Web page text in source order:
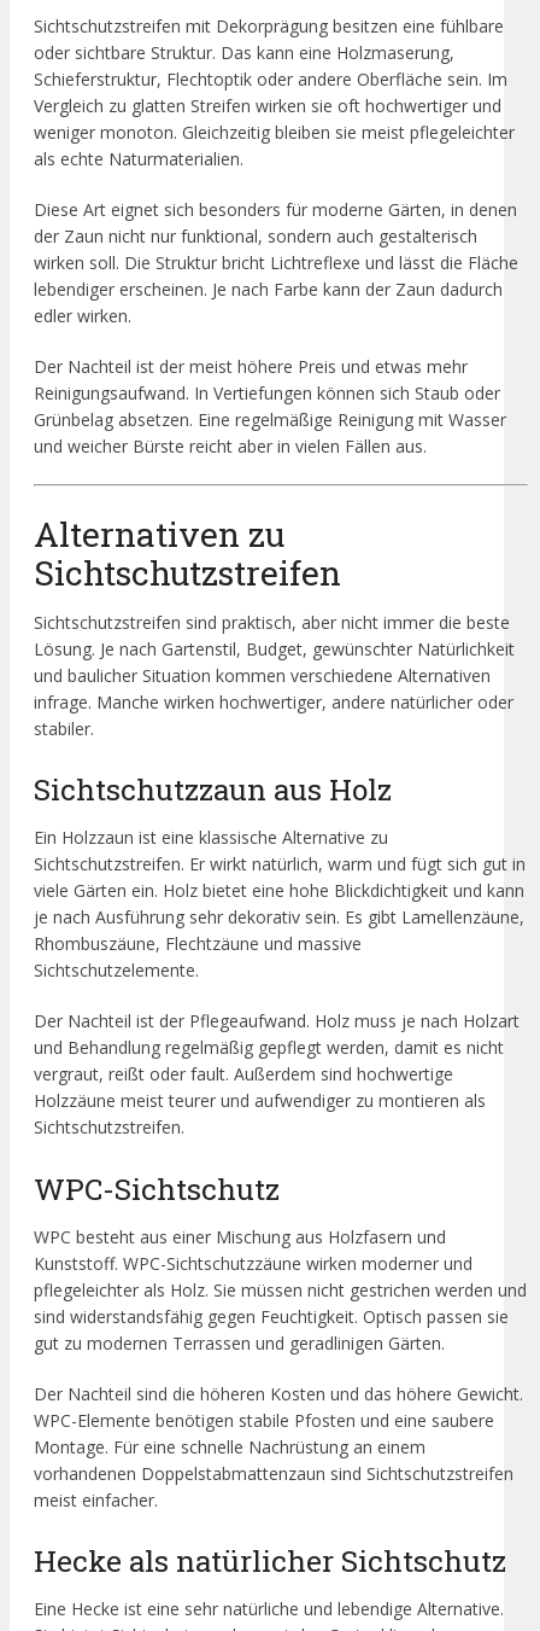
Sichtschutzstreifen mit Dekorprägung besitzen eine fühlbare
oder sichtbare Struktur. Das kann eine Holzmaserung,
Schieferstruktur, Flechtoptik oder andere Oberfläche sein. Im
Vergleich zu glatten Streifen wirken sie oft hochwertiger und
weniger monoton. Gleichzeitig bleiben sie meist pflegeleichter
als echte Naturmaterialien.
Diese Art eignet sich besonders für moderne Gärten, in denen
der Zaun nicht nur funktional, sondern auch gestalterisch
wirken soll. Die Struktur bricht Lichtreflexe und lässt die Fläche
lebendiger erscheinen. Je nach Farbe kann der Zaun dadurch
edler wirken.
Der Nachteil ist der meist höhere Preis und etwas mehr
Reinigungsaufwand. In Vertiefungen können sich Staub oder
Grünbelag absetzen. Eine regelmäßige Reinigung mit Wasser
und weicher Bürste reicht aber in vielen Fällen aus.
Alternativen zu
Sichtschutzstreifen
Sichtschutzstreifen sind praktisch, aber nicht immer die beste
Lösung. Je nach Gartenstil, Budget, gewünschter Natürlichkeit
und baulicher Situation kommen verschiedene Alternativen
infrage. Manche wirken hochwertiger, andere natürlicher oder
stabiler.
Sichtschutzzaun aus Holz
Ein Holzzaun ist eine klassische Alternative zu
Sichtschutzstreifen. Er wirkt natürlich, warm und fügt sich gut in
viele Gärten ein. Holz bietet eine hohe Blickdichtigkeit und kann
je nach Ausführung sehr dekorativ sein. Es gibt Lamellenzäune,
Rhombuszäune, Flechtzäune und massive
Sichtschutzelemente.
Der Nachteil ist der Pflegeaufwand. Holz muss je nach Holzart
und Behandlung regelmäßig gepflegt werden, damit es nicht
vergraut, reißt oder fault. Außerdem sind hochwertige
Holzzäune meist teurer und aufwendiger zu montieren als
Sichtschutzstreifen.
WPC-Sichtschutz
WPC besteht aus einer Mischung aus Holzfasern und
Kunststoff. WPC-Sichtschutzzäune wirken moderner und
pflegeleichter als Holz. Sie müssen nicht gestrichen werden und
sind widerstandsfähig gegen Feuchtigkeit. Optisch passen sie
gut zu modernen Terrassen und geradlinigen Gärten.
Der Nachteil sind die höheren Kosten und das höhere Gewicht.
WPC-Elemente benötigen stabile Pfosten und eine saubere
Montage. Für eine schnelle Nachrüstung an einem
vorhandenen Doppelstabmattenzaun sind Sichtschutzstreifen
meist einfacher.
Hecke als natürlicher Sichtschutz
Eine Hecke ist eine sehr natürliche und lebendige Alternative.